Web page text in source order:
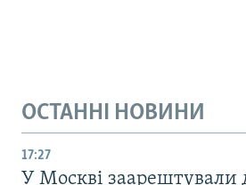
ОСТАННІ НОВИНИ
17:27
У Москві заарештували